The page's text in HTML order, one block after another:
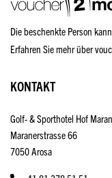
Die beschenkte Person
Erfahren Sie mehr über
KONTAKT
Golf- & Sporthotel Hof Maran
Maranerstrasse 66
7050 Arosa